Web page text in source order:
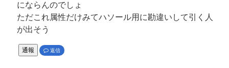
にならんのでしょ
ただこれ属性だけみてハソール用に勘違いして引く人
が出そう
通報 返信